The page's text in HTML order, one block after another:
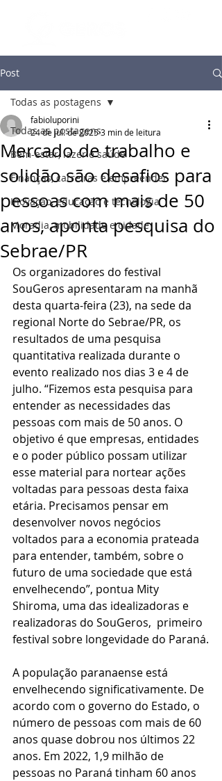
Post
Todas as postagens
Bem-estar, lazer e saúde
Finanças, carreiras e empreender
Inovação, educação e tecnologia
Moradia, mobilidade e cidade
Todas as postagens
Mercado de trabalho e
solidão são desafios para
pessoas com mais de 50
anos, aponta pesquisa do
Sebrae/PR
fabioluporini
24 de jul. de 20253 min de leitura
Os organizadores do festival
SouGeros apresentaram na manhã
desta quarta-feira (23), na sede da
regional Norte do Sebrae/PR, os
resultados de uma pesquisa
quantitativa realizada durante o
evento realizado nos dias 3 e 4 de
julho. “Fizemos esta pesquisa para
entender as necessidades das
pessoas com mais de 50 anos. O
objetivo é que empresas, entidades
e o poder público possam utilizar
esse material para nortear ações
voltadas para pessoas desta faixa
etária. Precisamos pensar em
desenvolver novos negócios
voltados para a economia prateada
para entender, também, sobre o
futuro de uma sociedade que está
envelhecendo”, pontua Mity
Shiroma, uma das idealizadoras e
realizadoras do SouGeros,  primeiro
festival sobre longevidade do Paraná.
A população paranaense está
envelhecendo significativamente. De
acordo com o governo do Estado, o
número de pessoas com mais de 60
anos quase dobrou nos últimos 22
anos. Em 2022, 1,9 milhão de
pessoas no Paraná tinham 60 anos